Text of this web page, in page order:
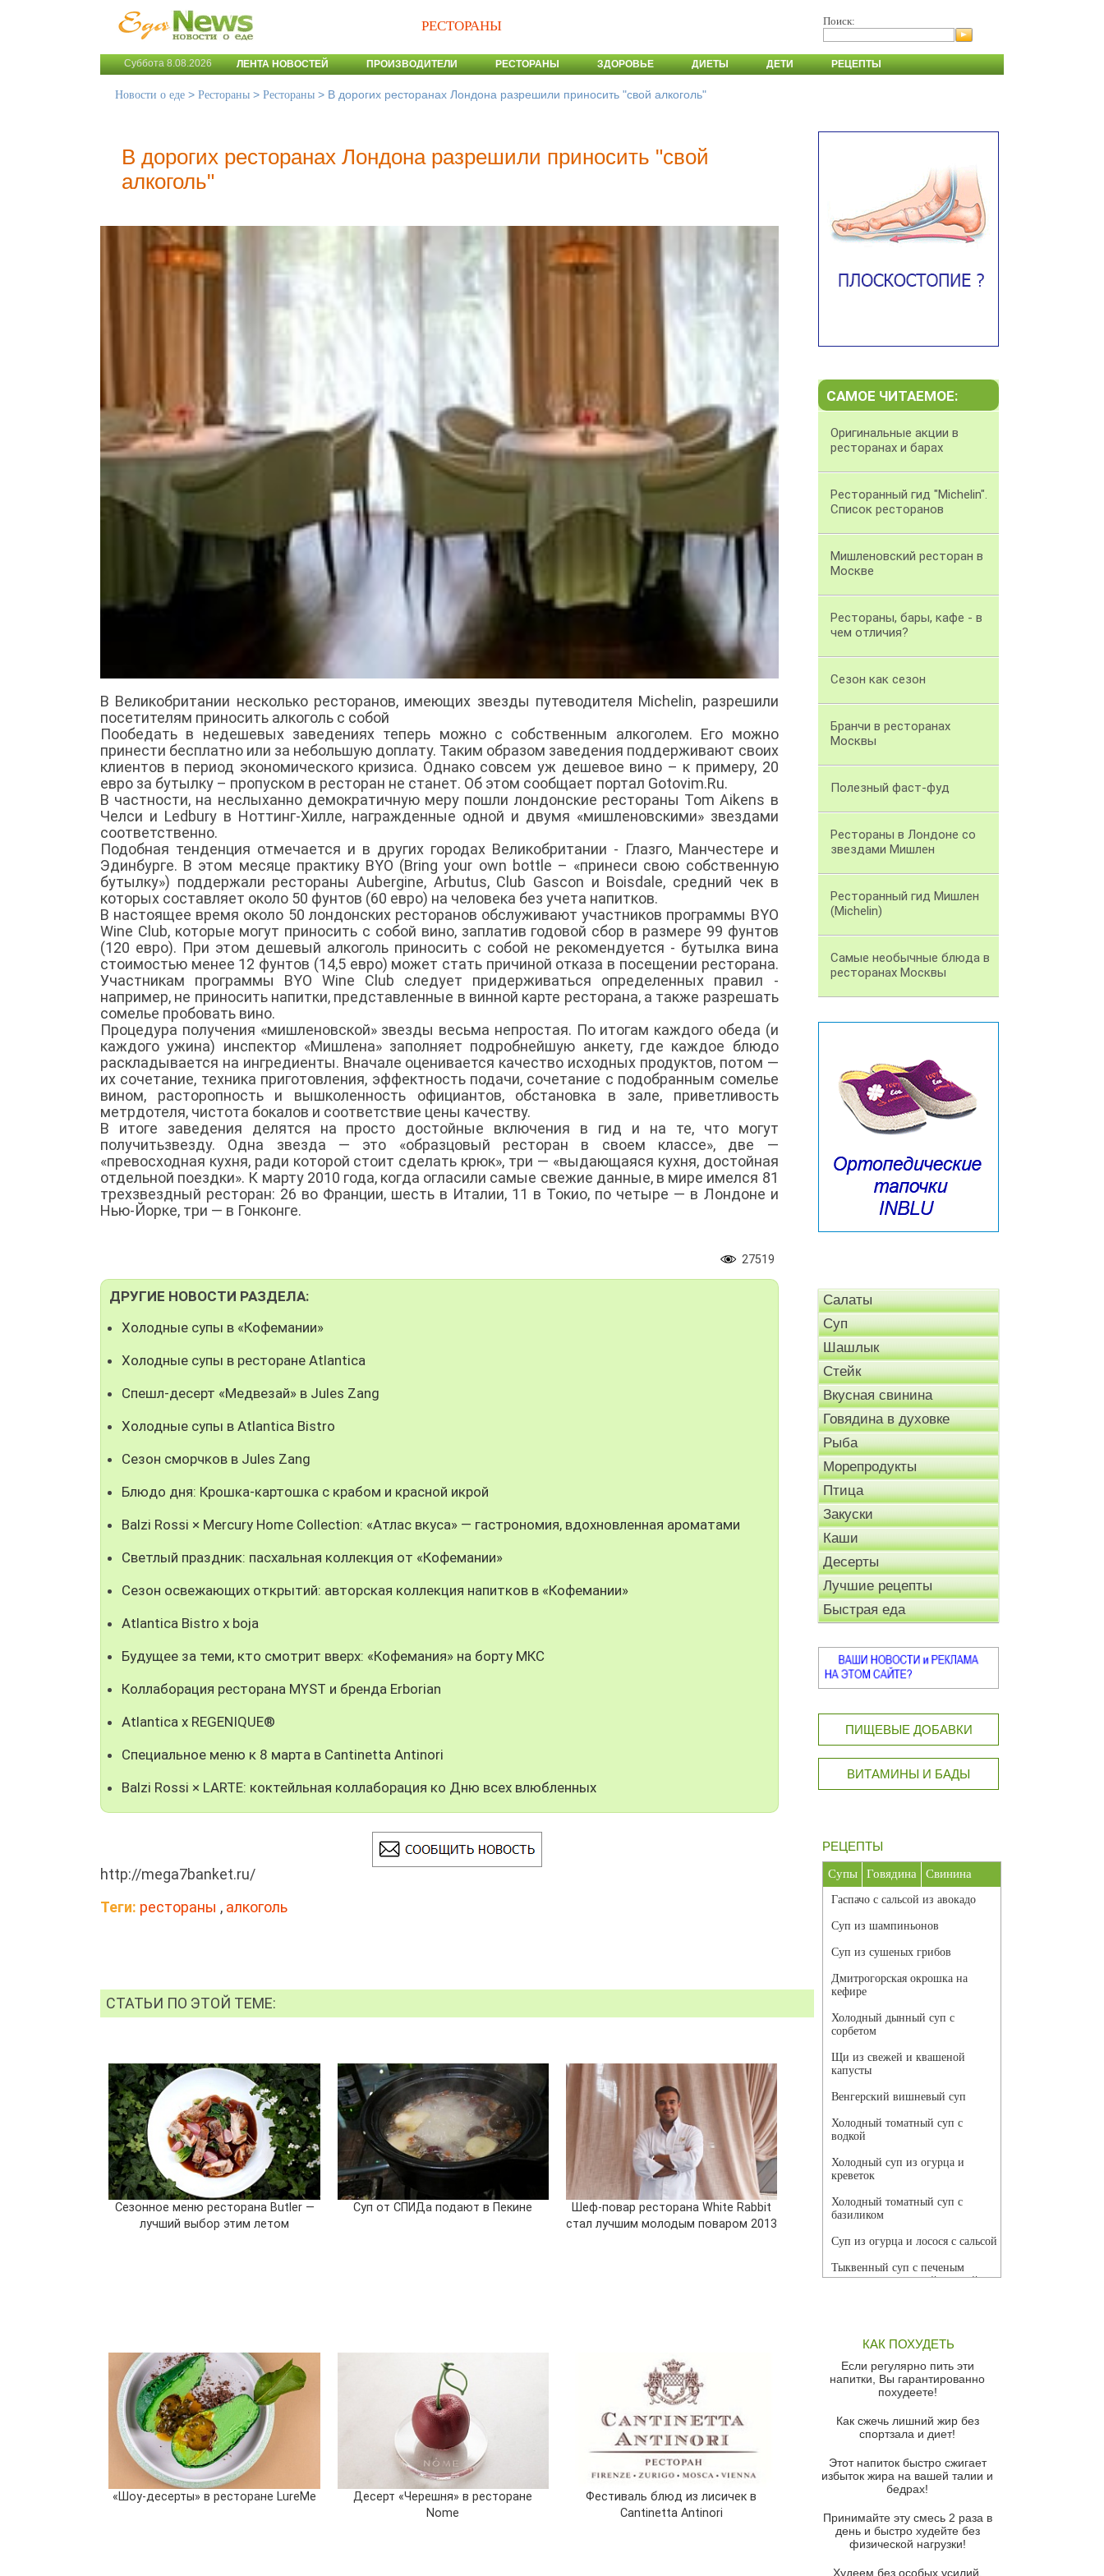
РЕСТОРАНЫ Поиск:
Суббота 8.08.2026 ЛЕНТА НОВОСТЕЙ ПРОИЗВОДИТЕЛИ РЕСТОРАНЫ ЗДОРОВЬЕ ДИЕТЫ ДЕТИ РЕЦЕПТЫ
Новости о еде > Рестораны > Рестораны > В дорогих ресторанах Лондона разрешили приносить "свой алкоголь"
В дорогих ресторанах Лондона разрешили приносить "свой
алкоголь"
В Великобритании несколько ресторанов, имеющих звезды путеводителя Michelin, разрешили
посетителям приносить алкоголь с собой
Пообедать в недешевых заведениях теперь можно с собственным алкоголем. Его можно
принести бесплатно или за небольшую доплату. Таким образом заведения поддерживают своих
клиентов в период экономического кризиса. Однако совсем уж дешевое вино – к примеру, 20
евро за бутылку – пропуском в ресторан не станет. Об этом сообщает портал Gotovim.Ru.
В частности, на неслыханно демократичную меру пошли лондонские рестораны Tom Aikens в
Челси и Ledbury в Ноттинг-Хилле, награжденные одной и двумя «мишленовскими» звездами
соответственно.
Подобная тенденция отмечается и в других городах Великобритании - Глазго, Манчестере и
Эдинбурге. В этом месяце практику BYO (Bring your own bottle – «принеси свою собственную
бутылку») поддержали рестораны Aubergine, Arbutus, Club Gascon и Boisdale, средний чек в
которых составляет около 50 фунтов (60 евро) на человека без учета напитков.
В настоящее время около 50 лондонских ресторанов обслуживают участников программы BYO
Wine Club, которые могут приносить с собой вино, заплатив годовой сбор в размере 99 фунтов
(120 евро). При этом дешевый алкоголь приносить с собой не рекомендуется - бутылка вина
стоимостью менее 12 фунтов (14,5 евро) может стать причиной отказа в посещении ресторана.
Участникам программы BYO Wine Club следует придерживаться определенных правил -
например, не приносить напитки, представленные в винной карте ресторана, а также разрешать
сомелье пробовать вино.
Процедура получения «мишленовской» звезды весьма непростая. По итогам каждого обеда (и
каждого ужина) инспектор «Мишлена» заполняет подробнейшую анкету, где каждое блюдо
раскладывается на ингредиенты. Вначале оценивается качество исходных продуктов, потом —
их сочетание, техника приготовления, эффектность подачи, сочетание с подобранным сомелье
вином, расторопность и вышколенность официантов, обстановка в зале, приветливость
метрдотеля, чистота бокалов и соответствие цены качеству.
В итоге заведения делятся на просто достойные включения в гид и на те, что могут
получитьзвезду. Одна звезда — это «образцовый ресторан в своем классе», две —
«превосходная кухня, ради которой стоит сделать крюк», три — «выдающаяся кухня, достойная
отдельной поездки». К марту 2010 года, когда огласили самые свежие данные, в мире имелся 81
трехзвездный ресторан: 26 во Франции, шесть в Италии, 11 в Токио, по четыре — в Лондоне и
Нью-Йорке, три — в Гонконге.
27519
ДРУГИЕ НОВОСТИ РАЗДЕЛА:
Холодные супы в «Кофемании»
Холодные супы в ресторане Atlantica
Спешл-десерт «Медвезай» в Jules Zang
Холодные супы в Atlantica Bistro
Сезон сморчков в Jules Zang
Блюдо дня: Крошка-картошка с крабом и красной икрой
Balzi Rossi × Mercury Home Collection: «Атлас вкуса» — гастрономия, вдохновленная ароматами
Светлый праздник: пасхальная коллекция от «Кофемании»
Сезон освежающих открытий: авторская коллекция напитков в «Кофемании»
Atlantica Bistro x boja
Будущее за теми, кто смотрит вверх: «Кофемания» на борту МКС
Коллаборация ресторана MYST и бренда Erborian
Atlantica x REGENIQUE®
Специальное меню к 8 марта в Cantinetta Antinori
Balzi Rossi × LARTE: коктейльная коллаборация ко Дню всех влюбленных
http://mega7banket.ru/
Теги: рестораны , алкоголь
СТАТЬИ ПО ЭТОЙ ТЕМЕ:
Сезонное меню ресторана Butler —
лучший выбор этим летом
Суп от СПИДа подают в Пекине
Шеф-повар ресторана White Rabbit
стал лучшим молодым поваром 2013
«Шоу-десерты» в ресторане LureMe
Десерт «Черешня» в ресторане
Nome
Фестиваль блюд из лисичек в
Cantinetta Antinori
САМОЕ ЧИТАЕМОЕ:
Оригинальные акции в
ресторанах и барах
Ресторанный гид "Michelin".
Список ресторанов
Мишленовский ресторан в
Москве
Рестораны, бары, кафе - в
чем отличия?
Сезон как сезон
Бранчи в ресторанах
Москвы
Полезный фаст-фуд
Рестораны в Лондоне со
звездами Мишлен
Ресторанный гид Мишлен
(Michelin)
Самые необычные блюда в
ресторанах Москвы
Салаты
Суп
Шашлык
Стейк
Вкусная свинина
Говядина в духовке
Рыба
Морепродукты
Птица
Закуски
Каши
Десерты
Лучшие рецепты
Быстрая еда
ПИЩЕВЫЕ ДОБАВКИ
ВИТАМИНЫ И БАДЫ
РЕЦЕПТЫ
Супы Говядина Свинина
Гаспачо с сальсой из авокадо
Суп из шампиньонов
Суп из сушеных грибов
Дмитрогорская окрошка на
кефире
Холодный дынный суп с
сорбетом
Щи из свежей и квашеной
капусты
Венгерский вишневый суп
Холодный томатный суп с
водкой
Холодный суп из огурца и
креветок
Холодный томатный суп с
базиликом
Суп из огурца и лосося с сальсой
Тыквенный суп с печеным
чесноком и томатной сальсой
красного перца
Парижский луковый суп
Суп из спаржи и горошка с
Суп-крем из цветной капусты
Французский луковый суп
Суп из баклажанов с моцареллой
Грибной крем-суп с кростини с
козьим сыром
Суп мисо с зеленым луком и
КАК ПОХУДЕТЬ
Если регулярно пить эти
напитки, Вы гарантированно
похудеете!
Как сжечь лишний жир без
спортзала и диет!
Этот напиток быстро сжигает
избыток жира на вашей талии и
бедрах!
Принимайте эту смесь 2 раза в
день и быстро худейте без
физической нагрузки!
Худеем без особых усилий,